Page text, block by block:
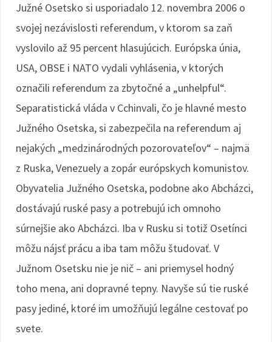
Južné Osetsko si usporiadalo 12. novembra 2006 o
svojej nezávislosti referendum, v ktorom sa zaň
vyslovilo až 95 percent hlasujúcich. Európska únia,
USA, OBSE i NATO vydali vyhlásenia, v ktorých
označili referendum za zbytočné a „unhelpful“.
Separatistická vláda v Cchinvali, čo je hlavné mesto
Južného Osetska, si zabezpečila na referendum aj
nejakých „medzinárodných pozorovateľov“ – najmä
z Ruska, Venezuely a zopár európskych komunistov.
Obyvatelia Južného Osetska, podobne ako Abcházci,
dostávajú ruské pasy a potrebujú ich omnoho
súrnejšie ako Abcházci. Iba v Rusku si totiž Osetínci
môžu nájsť prácu a iba tam môžu študovať. V
Južnom Osetsku nie je nič – ani priemysel hodný
toho mena, ani dopravné tepny. Navyše sú tie ruské
pasy jediné, ktoré im umožňujú legálne cestovať po
svete.